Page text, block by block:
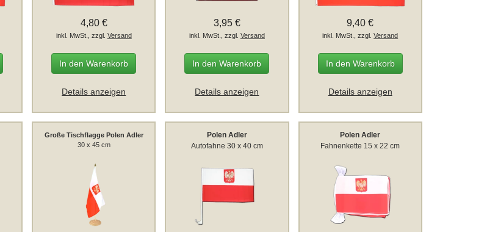
4,80 €
inkl. MwSt., zzgl. Versand
In den Warenkorb
Details anzeigen
3,95 €
inkl. MwSt., zzgl. Versand
In den Warenkorb
Details anzeigen
9,40 €
inkl. MwSt., zzgl.Versand
In den Warenkorb
Details anzeigen
Große Tischflagge Polen Adler
30 x 45 cm
Polen Adler
Autofahne 30 x 40 cm
Polen Adler
Fahnenkette 15 x 22 cm